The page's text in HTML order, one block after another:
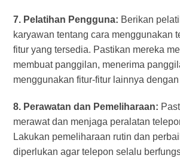
7. Pelatihan Pengguna: Berikan
karyawan tentang cara menggunakan
fitur yang tersedia. Pastikan mereka
membuat panggilan, menerima
menggunakan fitur-fitur lainnya dengan
8. Perawatan dan Pemeliharaan:
merawat dan menjaga peralatan
Lakukan pemeliharaan rutin dan
diperlukan agar telepon selalu